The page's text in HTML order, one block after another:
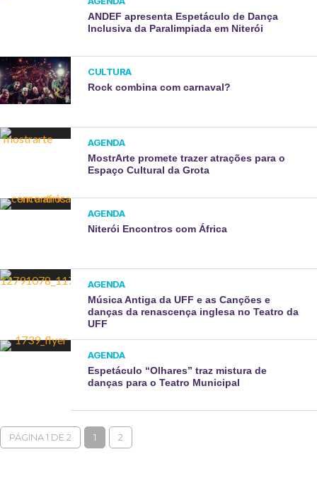
ANDEF apresenta Espetáculo de Dança
Inclusiva da Paralimpiada em Niterói
CULTURA
Rock combina com carnaval?
AGENDA
MostrArte promete trazer atrações para o
Espaço Cultural da Grota
AGENDA
Niterói Encontros com África
AGENDA
Música Antiga da UFF e as Canções e
danças da renascença inglesa no Teatro da
UFF
AGENDA
Espetáculo “Olhares” traz mistura de
danças para o Teatro Municipal
PÁGINA 1 DE 2 1 2